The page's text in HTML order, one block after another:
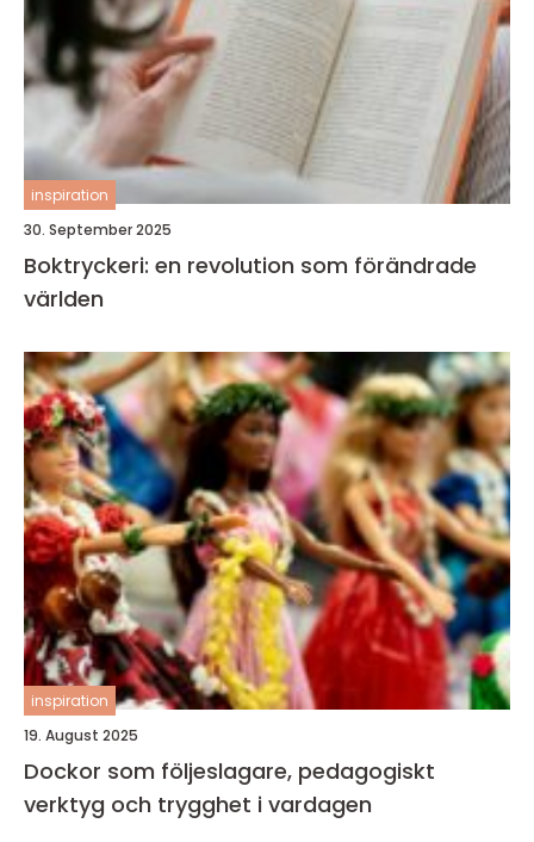
inspiration
30. September 2025
Boktryckeri: en revolution som förändrade
världen
inspiration
19. August 2025
Dockor som följeslagare, pedagogiskt
verktyg och trygghet i vardagen